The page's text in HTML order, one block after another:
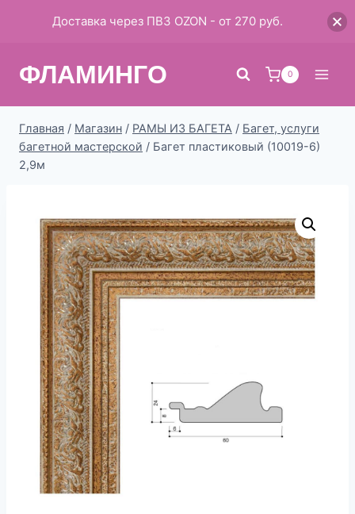
ФЛАМИНГО 0
Главная / Магазин / РАМЫ ИЗ БАГЕТА / Багет, услуги
багетной мастерской / Багет пластиковый (10019-6)
2,9м
Доставка через ПВЗ OZON - от 270 руб.